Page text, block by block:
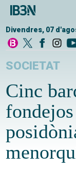
Divendres, 07
SOCIETAT
Cinc